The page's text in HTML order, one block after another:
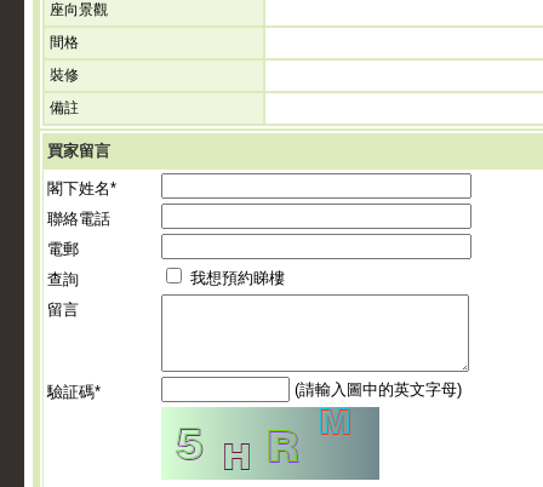
座向景觀
間格
裝修
備註
買家留言
閣下姓名*
聯絡電話
電郵
查詢
我想預約睇樓
留言
驗証碼* (請輸入圖中的英文字母)